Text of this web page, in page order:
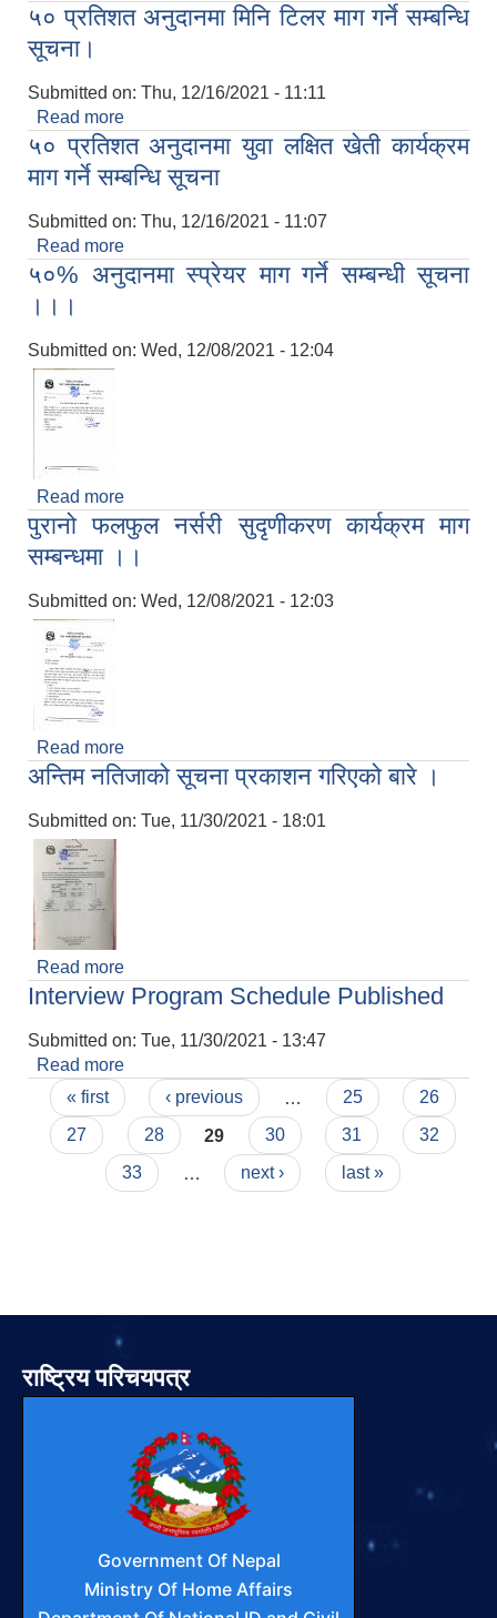
सम्बन्धि सूचना
५० प्रतिशत अनुदानमा मिनि टिलर माग गर्ने सम्बन्धि
सूचना।
Submitted on: Thu, 12/16/2021 - 11:11
Read more
सूचना।
५० प्रतिशत अनुदानमा युवा लक्षित खेती कार्यक्रम
माग गर्ने सम्बन्धि सूचना
Submitted on: Thu, 12/16/2021 - 11:07
Read more
माग गर्ने सम्बन्धि सूचना
५०% अनुदानमा स्प्रेयर माग गर्ने सम्बन्धी सूचना
।।।
Submitted on: Wed, 12/08/2021 - 12:04
Read more
।।।
पुरानो फलफुल नर्सरी सुदृणीकरण कार्यक्रम माग
सम्बन्धमा ।।
Submitted on: Wed, 12/08/2021 - 12:03
Read more
सम्बन्धमा ।।
अन्तिम नतिजाको सूचना प्रकाशन गरिएको बारे ।
Submitted on: Tue, 11/30/2021 - 18:01
Read more
Interview Program Schedule Published
Submitted on: Tue, 11/30/2021 - 13:47
Read more
Pages
« first ‹ previous 25
26
27
28 29 30 31
32
33
next › last »
राष्ट्रिय परिचयपत्र